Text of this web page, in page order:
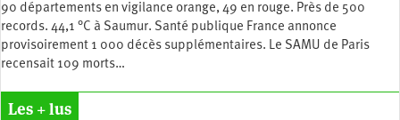
90 départements en vigilance orange, 49 en rouge. Près de 500
records. 44,1 °C à Saumur. Santé publique France annonce
provisoirement 1 000 décès supplémentaires. Le SAMU de Paris
recensait 109 morts…
Les + lus